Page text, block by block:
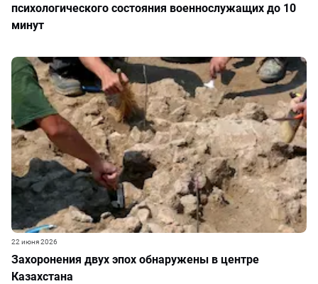
психологического состояния военнослужащих до 10
минут
Захоронения двух эпох обнаружены в центре
Казахстана
22 июня 2026